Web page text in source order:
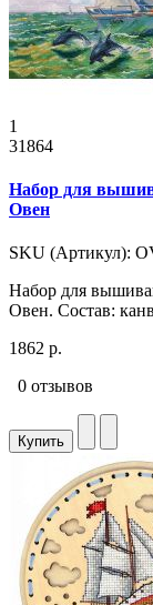
1
31864
Набор для
Овен
SKU (Артикул):
Набор для
Овен. Состав:
1862 р.
0 отзывов
Купить